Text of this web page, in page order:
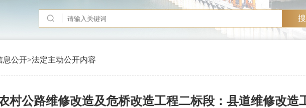
息公开>法定主动公开内容
村公路维修改造及危桥改造工程二标段：县道维修改造